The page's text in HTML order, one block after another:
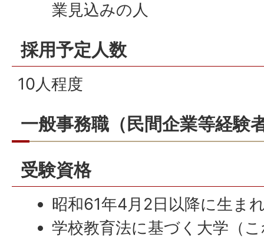
業見込みの人
採用予定人数
10人程度
一般事務職（民間企業等経験
受験資格
昭和61年4月2日以降に生ま
学校教育法に基づく大学（